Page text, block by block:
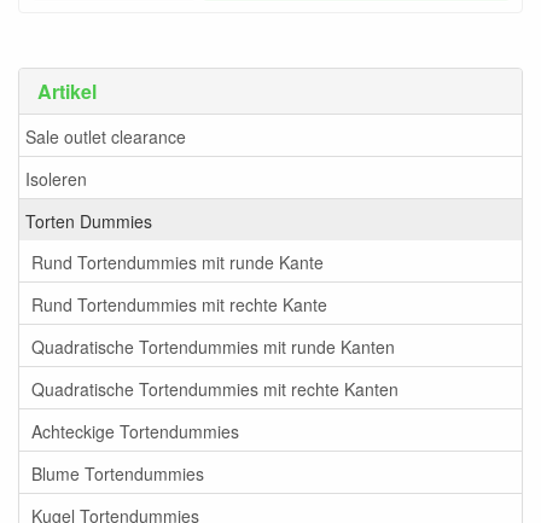
Artikel
Sale outlet clearance
Isoleren
Torten Dummies
Rund Tortendummies mit runde Kante
Rund Tortendummies mit rechte Kante
Quadratische Tortendummies mit runde Kanten
Quadratische Tortendummies mit rechte Kanten
Achteckige Tortendummies
Blume Tortendummies
Kugel Tortendummies